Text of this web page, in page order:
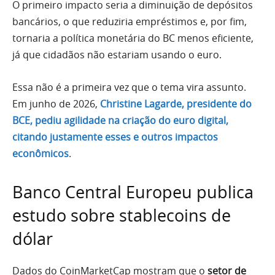
O primeiro impacto seria a diminuição de depósitos
bancários, o que reduziria empréstimos e, por fim,
tornaria a política monetária do BC menos eficiente,
já que cidadãos não estariam usando o euro.
Essa não é a primeira vez que o tema vira assunto.
Em junho de 2026, Christine Lagarde, presidente do
BCE, pediu agilidade na criação do euro digital,
citando justamente esses e outros impactos
econômicos.
Banco Central Europeu publica
estudo sobre stablecoins de
dólar
Dados do CoinMarketCap mostram que o setor de